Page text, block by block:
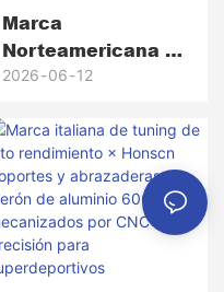
Marca
Norteamericana De
Equipamiento De
Cabezas De Putter
De Latón
Mecanizadas Por
CNC De Precisión,
Desde Prototipos
Hasta Más De 5000
2026 06 12